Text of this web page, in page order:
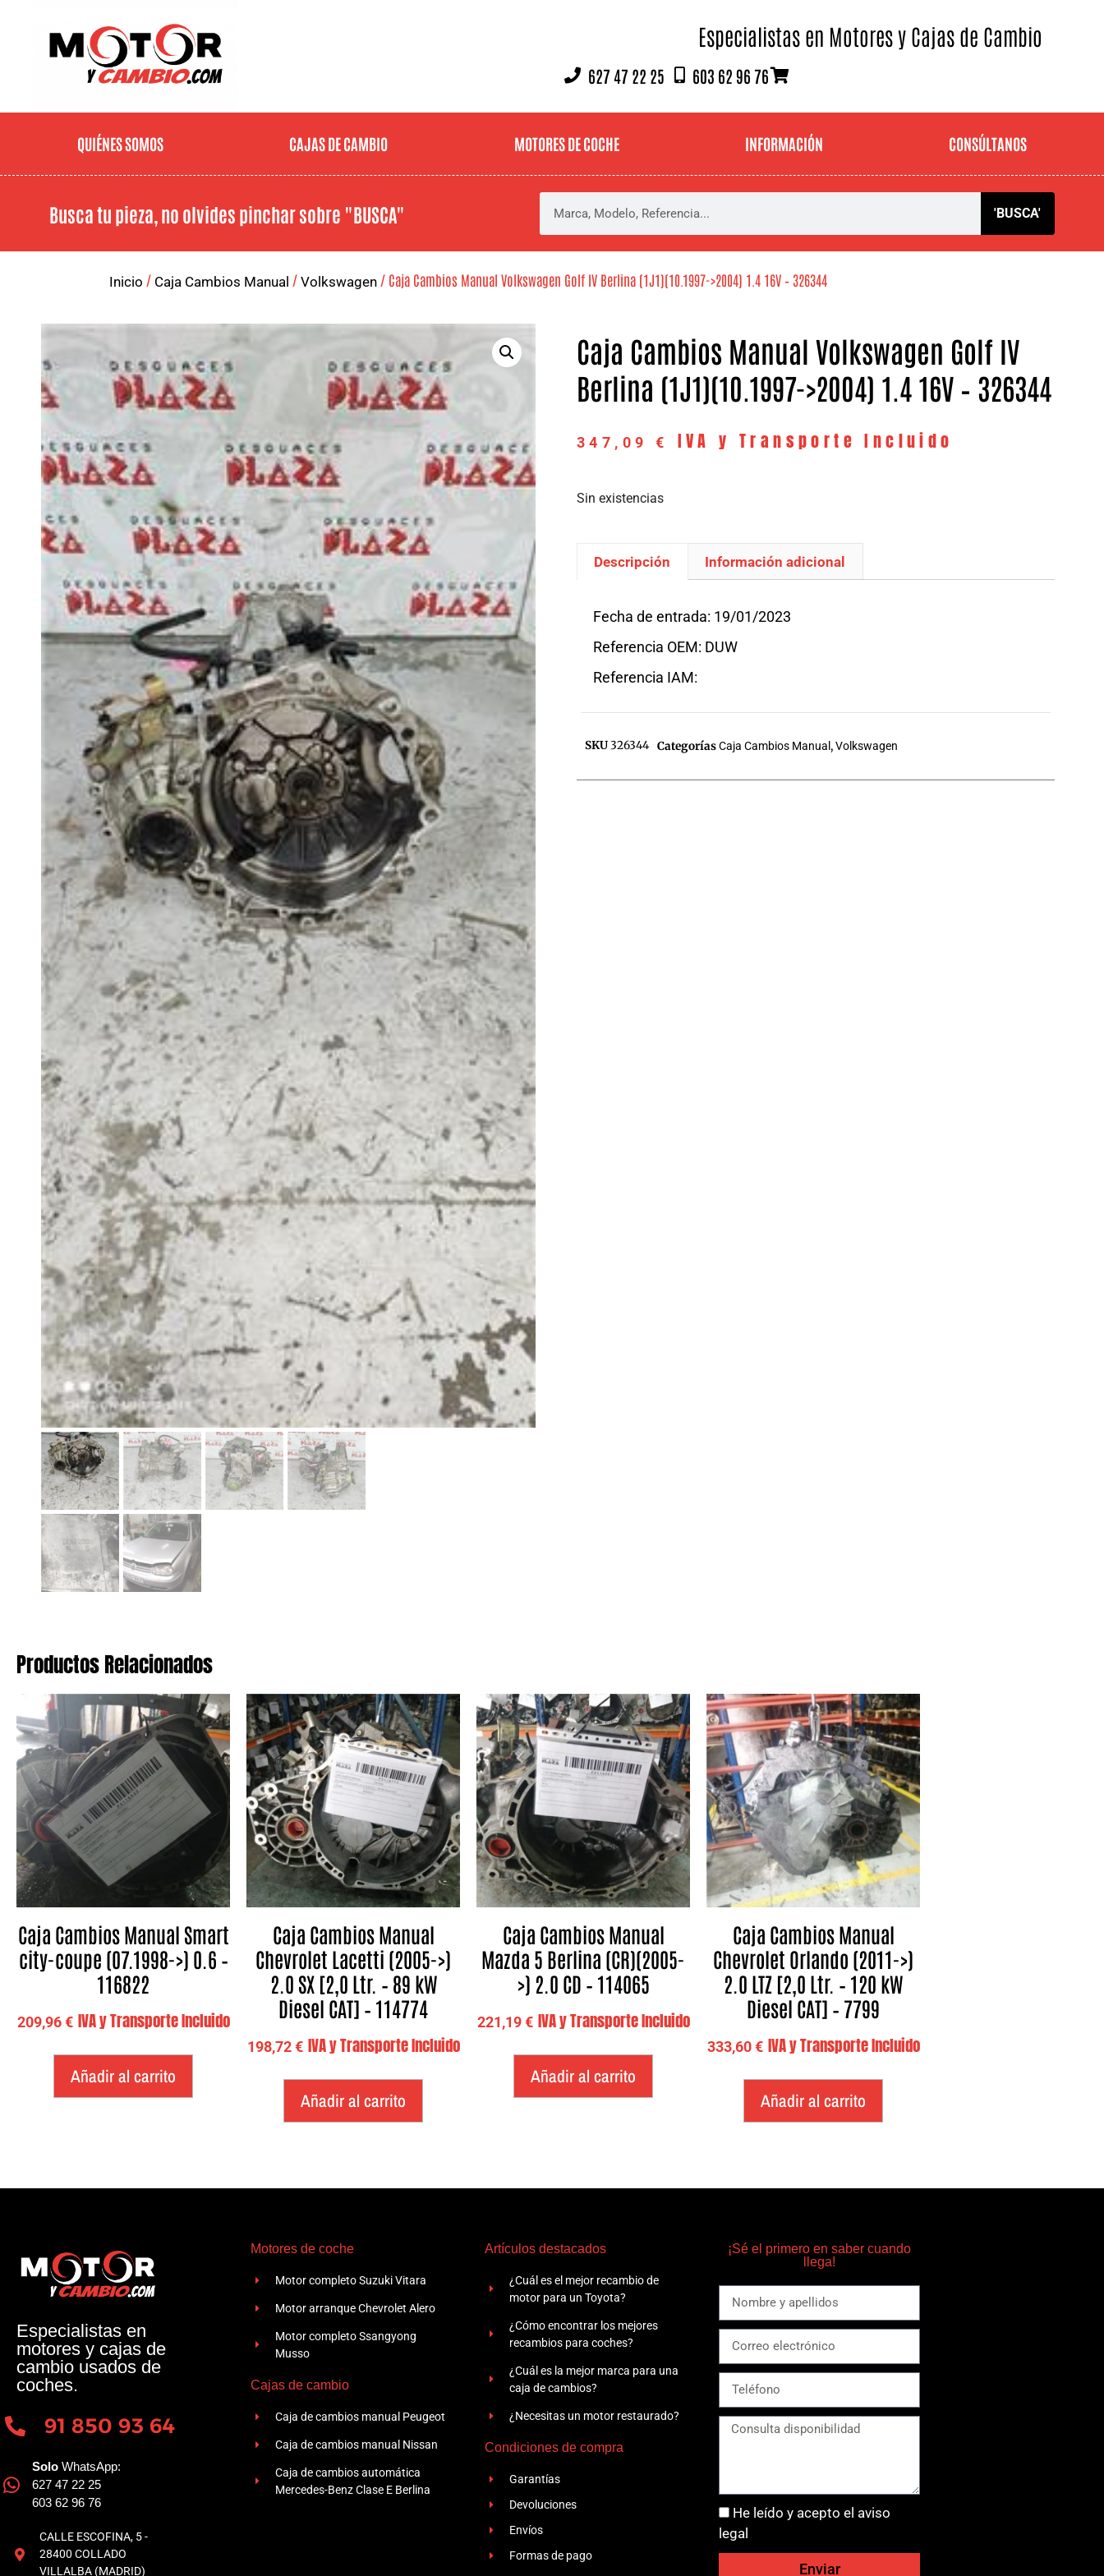
Especialistas en Motores y Cajas de Cambio
627 47 22 25 603 62 96 76
QUIÉNES SOMOS CAJAS DE CAMBIO MOTORES DE COCHE INFORMACIÓN CONSÚLTANOS
Busca tu pieza, no olvides pinchar sobre "BUSCA" 'BUSCA'
Inicio / Caja Cambios Manual / Volkswagen / Caja Cambios Manual Volkswagen Golf IV Berlina (1J1)(10.1997->2004) 1.4 16V – 326344
Caja Cambios Manual Volkswagen Golf IV
Berlina (1J1)(10.1997->2004) 1.4 16V – 326344
347,09 € IVA y Transporte Incluido
Sin existencias
Descripción Información adicional
Fecha de entrada: 19/01/2023
Referencia OEM: DUW
Referencia IAM:
SKU326344 CategoríasCaja Cambios Manual ,Volkswagen
Productos Relacionados
Caja Cambios Manual Smart
city-coupe (07.1998->) 0.6 –
116822
209,96€ IVA y Transporte Incluido
Añadir al carrito
Caja Cambios Manual
Chevrolet Lacetti (2005->)
2.0 SX [2,0 Ltr. – 89 kW
Diesel CAT] – 114774
198,72€ IVA y Transporte Incluido
Añadir al carrito
Caja Cambios Manual
Mazda 5 Berlina (CR)(2005-
>) 2.0 CD – 114065
221,19€ IVA y Transporte Incluido
Añadir al carrito
Caja Cambios Manual
Chevrolet Orlando (2011->)
2.0 LTZ [2,0 Ltr. – 120 kW
Diesel CAT] – 7799
333,60€ IVA y Transporte Incluido
Añadir al carrito
Especialistas en
motores y cajas de
cambio usados de
coches.
91 850 93 64
Solo WhatsApp:
627 47 22 25
603 62 96 76
CALLE ESCOFINA, 5 -
28400 COLLADO
VILLALBA (MADRID)
Motores de coche
Motor completo Suzuki Vitara
Motor arranque Chevrolet Alero
Motor completo Ssangyong
Musso
Cajas de cambio
Caja de cambios manual Peugeot
Caja de cambios manual Nissan
Caja de cambios automática
Mercedes-Benz Clase E Berlina
Artículos destacados
¿Cuál es el mejor recambio de
motor para un Toyota?
¿Cómo encontrar los mejores
recambios para coches?
¿Cuál es la mejor marca para una
caja de cambios?
¿Necesitas un motor restaurado?
Condiciones de compra
Garantías
Devoluciones
Envíos
Formas de pago
¡Sé el primero en saber cuando
llega!
He leído y acepto el aviso
legal
Enviar